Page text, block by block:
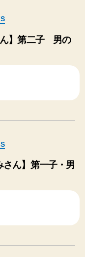
ん】第二子 男の
ん】第一子・男